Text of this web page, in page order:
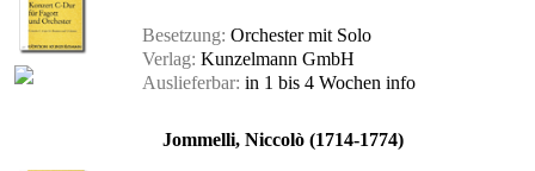
Besetzung: Orchester mit Solo
Verlag: Kunzelmann GmbH
Auslieferbar: in 1 bis 4 Wochen info
Jommelli, Niccolò (1714-1774)